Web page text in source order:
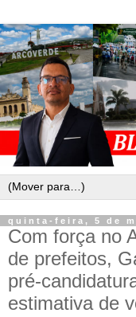
quinta-feira, 5 de
Com força no
de prefeitos,
pré-
estimativa de